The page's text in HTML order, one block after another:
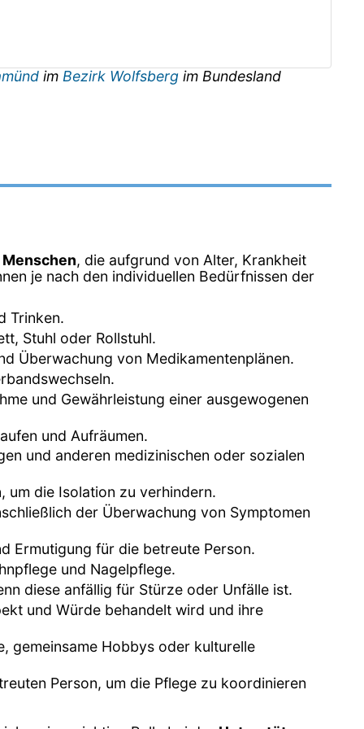
im Bezirk Wolfsberg im Bundesland
, die aufgrund von Alter, Krankheit
je nach den individuellen Bedürfnissen der
Trinken.
Stuhl oder Rollstuhl.
Überwachung von Medikamentenplänen.
und Gewährleistung einer ausgewogenen
und Aufräumen.
und anderen medizinischen oder sozialen
um die Isolation zu verhindern.
der Überwachung von Symptomen
Ermutigung für die betreute Person.
und Nagelpflege.
diese anfällig für Stürze oder Unfälle ist.
und Würde behandelt wird und ihre
gemeinsame Hobbys oder kulturelle
Person, um die Pflege zu koordinieren